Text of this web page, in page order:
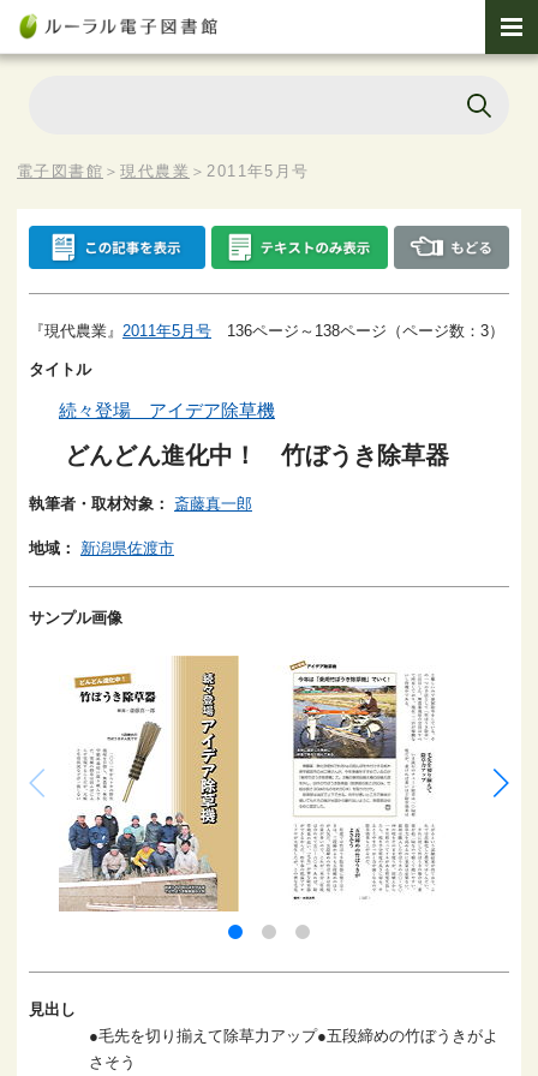
電子図書館 ＞現代農業 ＞2011年5月号
『現代農業』 2011年5月号 136ページ～138ページ（ページ数：3）
タイトル
続々登場 アイデア除草機
どんどん進化中！ 竹ぼうき除草器
執筆者・取材対象： 斎藤真一郎
地域： 新潟県佐渡市
サンプル画像
見出し
●毛先を切り揃えて除草力アップ●五段締めの竹ぼうきがよ
さそう